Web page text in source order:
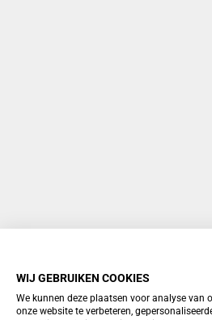
WIJ GEBRUIKEN COOKIES
We kunnen deze plaatsen voor analyse van
onze website te verbeteren,